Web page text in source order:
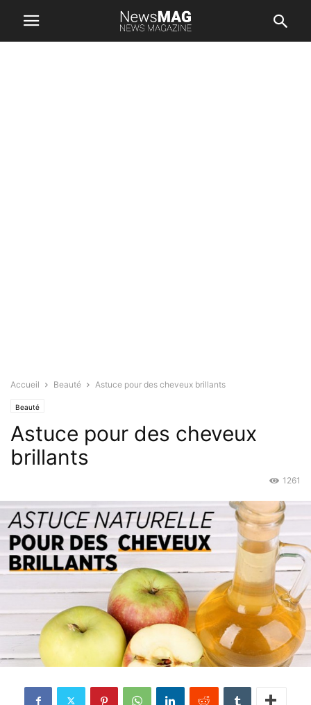
Accueil Beauté Astuce pour des cheveux brillants
Beauté
Astuce pour des cheveux
brillants
1261